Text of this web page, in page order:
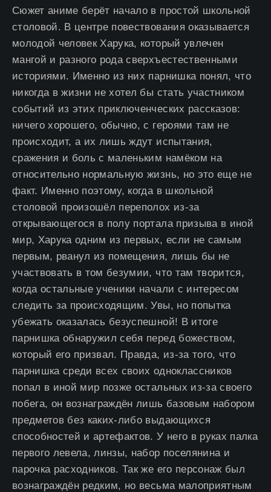
Сюжет аниме берёт начало в простой школьной
столовой. В центре повествования оказывается
молодой человек Харука, который увлечен
мангой и разного рода сверхъестественными
историями. Именно из них парнишка понял, что
никогда в жизни не хотел бы стать участником
событий из этих приключенческих рассказов:
ничего хорошего, обычно, с героями там не
происходит, а их лишь ждут испытания,
сражения и боль с маленьким намёком на
относительно нормальную жизнь, но это еще не
факт. Именно поэтому, когда в школьной
столовой произошёл переполох из-за
открывающегося в полу портала призыва в иной
мир, Харука одним из первых, если не самым
первым, рванул из помещения, лишь бы не
участвовать в том безумии, что там творится,
когда остальные ученики начали с интересом
следить за происходящим. Увы, но попытка
убежать оказалась безуспешной! В итоге
парнишка обнаружил себя перед божеством,
который его призвал. Правда, из-за того, что
парнишка среди всех своих одноклассников
попал в иной мир позже остальных из-за своего
побега, он вознаграждён лишь базовым набором
предметов без каких-либо выдающихся
способностей и артефактов. У него в руках палка
первого левела, линзы, набор поселянина и
парочка расходников. Так же его персонаж был
вознаграждён редким, но весьма малоприятным